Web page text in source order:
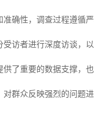
确性，调查过程遵循
访者进行深度访谈，
了重要的数据支撑，
对群众反映强烈的问